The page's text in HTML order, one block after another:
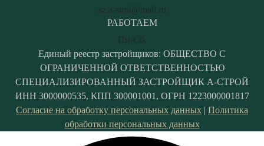
РАБОТАЕМ
Пн-Сб.
Единый реестр застройщиков: ОБЩЕСТВО С
ОГРАНИЧЕННОЙ ОТВЕТСТВЕННОСТЬЮ
СПЕЦИАЛИЗИРОВАННЫЙ ЗАСТРОЙЩИК А-СТРОЙ
ИНН 3000000535, КПП 300001001, ОГРН 1223000001817
Согласие на обработку персональных данных|Политика
обработки персональных данных